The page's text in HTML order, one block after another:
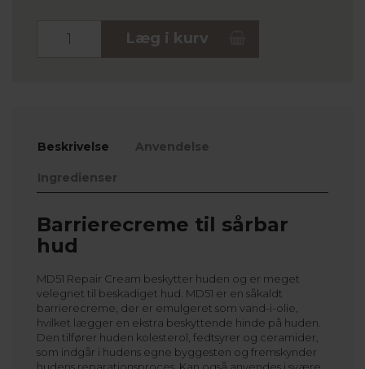
Læg i kurv
Beskrivelse Anvendelse
Ingredienser
Barrierecreme til sårbar
hud
MD51 Repair Cream beskytter huden og er meget
velegnet til beskadiget hud. MD51 er en såkaldt
barrierecreme, der er emulgeret som vand-i-olie,
hvilket lægger en ekstra beskyttende hinde på huden.
Den tilfører huden kolesterol, fedtsyrer og ceramider,
som indgår i hudens egne byggesten og fremskynder
hudens reparationsproces. Kan også anvendes i svære